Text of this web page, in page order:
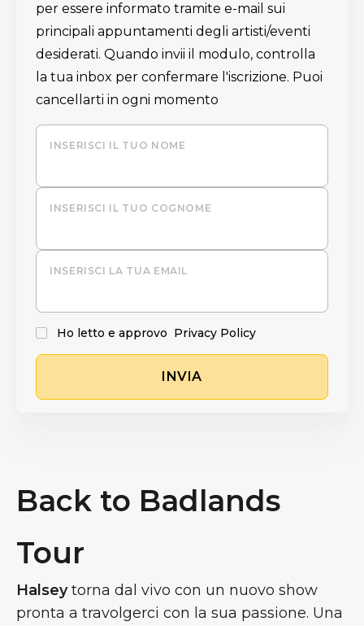
per essere informato tramite e-mail sui
principali appuntamenti degli artisti/eventi
desiderati. Quando invii il modulo, controlla
la tua inbox per confermare l'iscrizione. Puoi
cancellarti in ogni momento
INSERISCI IL TUO NOME
INSERISCI IL TUO COGNOME
INSERISCI LA TUA EMAIL
Ho letto e approvo Privacy Policy
INVIA
Back to Badlands
Tour
Halseytorna dal vivo con un nuovo show
pronta a travolgerci con la sua passione. Una